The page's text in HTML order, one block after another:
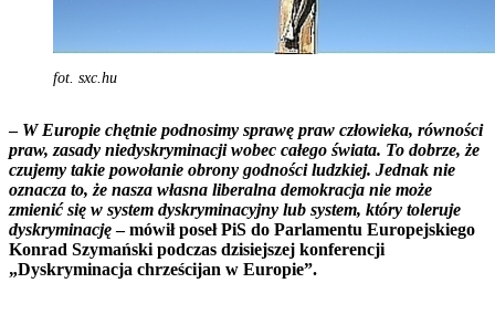
fot. sxc.hu
– W Europie chętnie podnosimy sprawę praw człowieka, równości
praw, zasady niedyskryminacji wobec całego świata. To dobrze, że
czujemy takie powołanie obrony godności ludzkiej. Jednak nie
oznacza to, że nasza własna liberalna demokracja nie może
zmienić się w system dyskryminacyjny lub system, który toleruje
dyskryminację– mówił poseł PiS do Parlamentu Europejskiego
Konrad Szymański podczas dzisiejszej konferencji
„Dyskryminacja chrześcijan w Europie”.